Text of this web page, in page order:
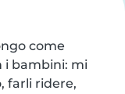
come
i bambini: mi
farli ridere,